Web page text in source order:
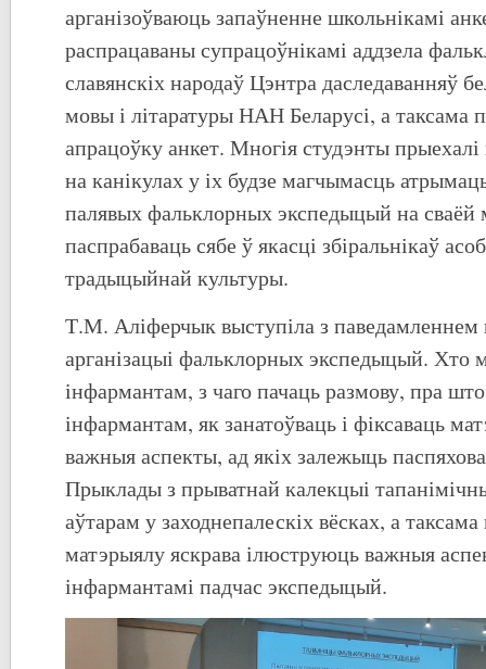
арганізоўваюць запаўненне школьнікамі
распрацаваны супрацоўнікамі аддзела
славянскіх народаў Цэнтра даследаванняў
мовы і літаратуры НАН Беларусі, а таксама
апрацоўку анкет. Многія студэнты
на канікулах у іх будзе магчымасць
палявых фальклорных экспедыцый на сваёй
паспрабаваць сябе ў якасці збіральнікаў
традыцыйнай культуры.
Т.М. Аліферчык выступіла з паведамленнем
арганізацыі фальклорных экспедыцый. Хто
інфармантам, з чаго пачаць размову, пра
інфармантам, як занатоўваць і фіксаваць
важныя аспекты, ад якіх залежыць
Прыклады з прыватнай калекцыі
аўтарам у заходнепалескіх вёсках, а
матэрыялу яскрава ілюструюць важныя
інфармантамі падчас экспедыцый.